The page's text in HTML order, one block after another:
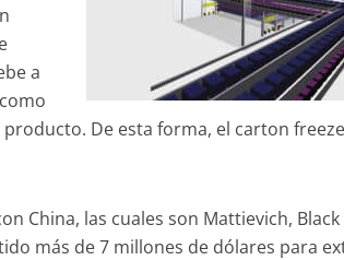
a
De esta forma, el carton
China, las cuales son Mattievich,
más de 7 millones de dólares para